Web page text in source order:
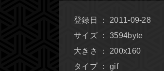
登録日 ： 2011-09-28
サイズ ： 3594byte
大きさ ： 200x160
タイプ ： gif